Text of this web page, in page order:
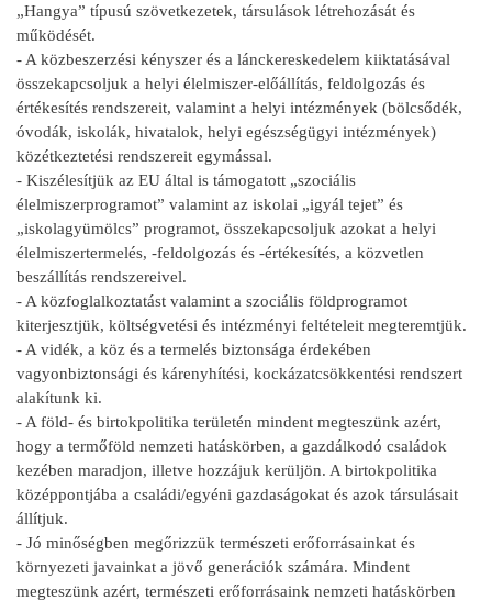
„Hangya” típusú szövetkezetek, társulások létrehozását és
működését.
- A közbeszerzési kényszer és a lánckereskedelem kiiktatásával
összekapcsoljuk a helyi élelmiszer-előállítás, feldolgozás és
értékesítés rendszereit, valamint a helyi intézmények (bölcsődék,
óvodák, iskolák, hivatalok, helyi egészségügyi intézmények)
közétkeztetési rendszereit egymással.
- Kiszélesítjük az EU által is támogatott „szociális
élelmiszerprogramot” valamint az iskolai „igyál tejet” és
„iskolagyümölcs” programot, összekapcsoljuk azokat a helyi
élelmiszertermelés, -feldolgozás és -értékesítés, a közvetlen
beszállítás rendszereivel.
- A közfoglalkoztatást valamint a szociális földprogramot
kiterjesztjük, költségvetési és intézményi feltételeit megteremtjük.
- A vidék, a köz és a termelés biztonsága érdekében
vagyonbiztonsági és kárenyhítési, kockázatcsökkentési rendszert
alakítunk ki.
- A föld- és birtokpolitika területén mindent megteszünk azért,
hogy a termőföld nemzeti hatáskörben, a gazdálkodó családok
kezében maradjon, illetve hozzájuk kerüljön. A birtokpolitika
középpontjába a családi/egyéni gazdaságokat és azok társulásait
állítjuk.
- Jó minőségben megőrizzük természeti erőforrásainkat és
környezeti javainkat a jövő generációk számára. Mindent
megteszünk azért, természeti erőforrásaink nemzeti hatáskörben